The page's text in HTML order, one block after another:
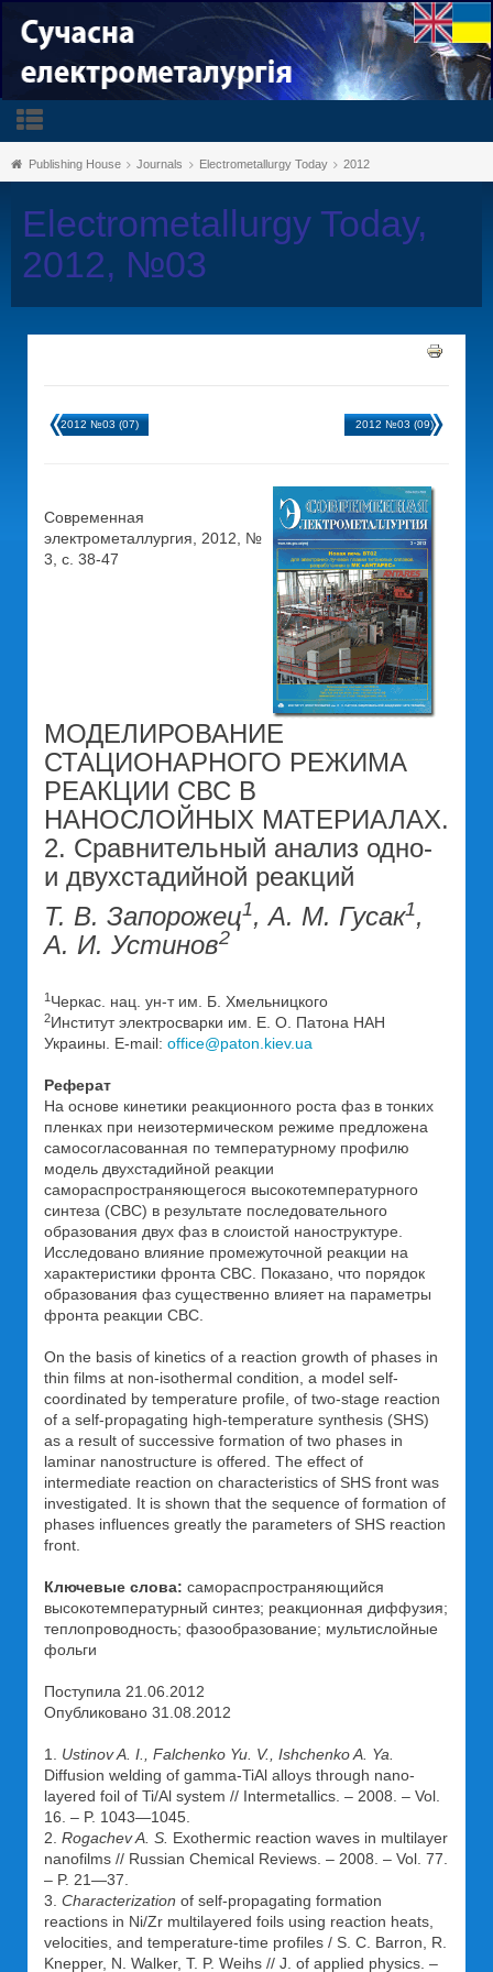
Publishing House Journals Electrometallurgy Today 2012
Electrometallurgy Today,
2012, №03
2012 №03 (07) 2012 №03 (09)
Современная
электрометаллургия, 2012, №
3, c. 38-47
МОДЕЛИРОВАНИЕ
СТАЦИОНАРНОГО РЕЖИМА
РЕАКЦИИ СВС В
НАНОСЛОЙНЫХ МАТЕРИАЛАХ.
2. Сравнительный анализ одно-
и двухстадийной реакций
Т. В. Запорожец1, А. М. Гусак1,
А. И. Устинов2
1 Черкас. нац. ун-т им. Б. Хмельницкого
2Институт электросварки им. Е. О. Патона НАН
Украины. E-mail: office@paton.kiev.ua
Реферат
На основе кинетики реакционного роста фаз в тонких
пленках при неизотермическом режиме предложена
самосогласованная по температурному профилю
модель двухстадийной реакции
самораспространяющегося высокотемпературного
синтеза (СВС) в результате последовательного
образования двух фаз в слоистой наноструктуре.
Исследовано влияние промежуточной реакции на
характеристики фронта СВС. Показано, что порядок
образования фаз существенно влияет на параметры
фронта реакции СВС.
On the basis of kinetics of a reaction growth of phases in
thin films at non-isothermal condition, a model self-
coordinated by temperature profile, of two-stage reaction
of a self-propagating high-temperature synthesis (SHS)
as a result of successive formation of two phases in
laminar nanostructure is offered. The effect of
intermediate reaction on characteristics of SHS front was
investigated. It is shown that the sequence of formation of
phases influences greatly the parameters of SHS reaction
front.
Ключевые слова: самораспространяющийся
высокотемпературный синтез; реакционная диффузия;
теплопроводность; фазообразование; мультислойные
фольги
Поступила 21.06.2012
Опубликовано 31.08.2012
1. Ustinov A. I., Falchenko Yu. V., Ishchenko A. Ya.
Diffusion welding of gamma-TiAl alloys through nano-
layered foil of Ti/Al system // Intermetallics. – 2008. – Vol.
16. – P. 1043—1045.
2. Rogachev A. S. Exothermic reaction waves in multilayer
nanofilms // Russian Chemical Reviews. – 2008. – Vol. 77.
– P. 21—37.
3. Characterization of self-propagating formation
reactions in Ni/Zr multilayered foils using reaction heats,
velocities, and temperature-time profiles / S. C. Barron, R.
Knepper, N. Walker, T. P. Weihs // J. of applied physics. –